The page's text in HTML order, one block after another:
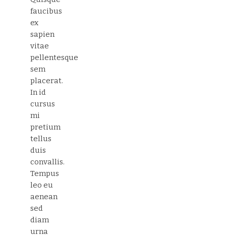
faucibus
ex
sapien
vitae
pellentesque
sem
placerat.
In id
cursus
mi
pretium
tellus
duis
convallis.
Tempus
leo eu
aenean
sed
diam
urna